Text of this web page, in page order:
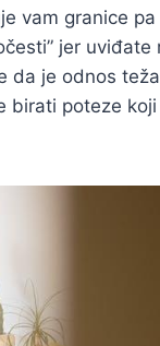
vam granice
jer uviđate
da je odnos
birati poteze